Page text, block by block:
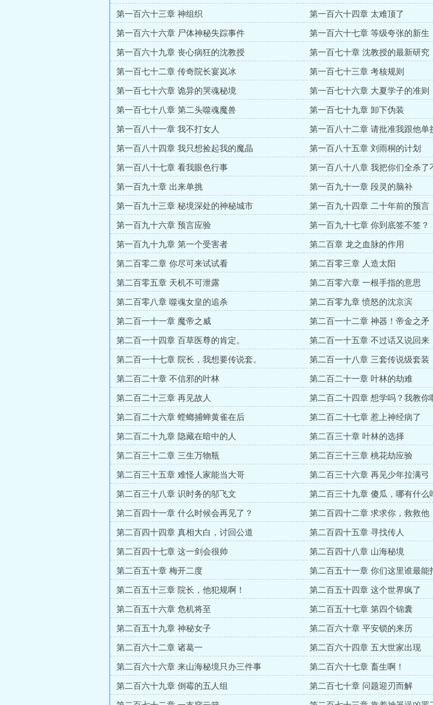
第一百六十三章 神组织 第一百六十四章 太难顶了
第一百六十六章 尸体神秘失踪事件 第一百六十七章 等级夸张的新生
第一百六十九章 丧心病狂的沈教授 第一百七十章 沈教授的最新研究
第一百七十二章 传奇院长宴岚冰 第一百七十三章 考核规则
第一百七十六章 诡异的哭魂秘境 第一百七十六章 大夏学子的准则
第一百七十八章 第二头噬魂魔兽 第一百七十九章 卸下伪装
第一百八十一章 我不打女人 第一百八十二章 请批准我跟他单
第一百八十四章 我只想捡起我的魔晶 第一百八十五章 刘雨桐的计划
第一百八十七章 看我眼色行事 第一百八十八章 我把你们全杀了
第一百九十章 出来单挑 第一百九十一章 段灵的脑补
第一百九十三章 秘境深处的神秘城市 第一百九十四章 二十年前的预言
第一百九十六章 预言应验 第一百九十七章 你到底签不签？
第一百九十九章 第一个受害者 第二百章 龙之血脉的作用
第二百零二章 你尽可来试试看 第二百零三章 人造太阳
第二百零五章 天机不可泄露 第二百零六章 一根手指的意思
第二百零八章 噬魂女皇的追杀 第二百零九章 愤怒的沈京滨
第二百一十一章 魔帝之威 第二百一十二章 神器！帝金之矛
第二百一十四章 百草医尊的肯定。 第二百一十五章 不过话又说回来
第二百一十七章 院长，我想要传说套。 第二百一十八章 三套传说级套装
第二百二十章 不信邪的叶林 第二百二十一章 叶林的劫难
第二百二十三章 再见故人 第二百二十四章 想学吗？我教你
第二百二十六章 螳螂捕蝉黄雀在后 第二百二十七章 惹上神经病了
第二百二十九章 隐藏在暗中的人 第二百三十章 叶林的选择
第二百三十二章 三生万物瓶 第二百三十三章 桃花劫应验
第二百三十五章 难怪人家能当大哥 第二百三十六章 再见少年拉满弓
第二百三十八章 识时务的邬飞文 第二百三十九章 傻瓜，哪有什么
第二百四十一章 什么时候会再见了？ 第二百四十二章 求求你，救救他
第二百四十四章 真相大白，讨回公道 第二百四十五章 寻找传人
第二百四十七章 这一剑会很帅 第二百四十八章 山海秘境
第二百五十章 梅开二度 第二百五十一章 你们这里谁最能
第二百五十三章 院长，他犯规啊！ 第二百五十四章 这个世界疯了
第二百五十六章 危机将至 第二百五十七章 第四个锦囊
第二百五十九章 神秘女子 第二百六十章 平安锁的来历
第二百六十二章 诸葛一 第二百六十四章 五大世家出现
第二百六十六章 来山海秘境只办三件事 第二百六十七章 畜生啊！
第二百六十九章 倒霉的五人组 第二百七十章 问题迎刃而解